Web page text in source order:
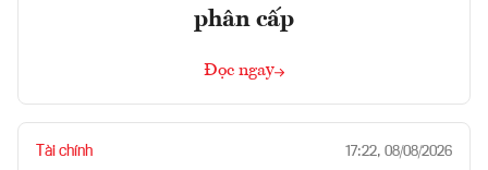
phân cấp
Đọc ngay
Tài chính 17:22, 08/08/2026